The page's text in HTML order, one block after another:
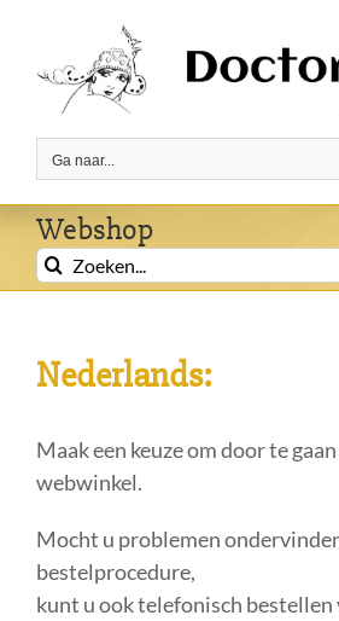
inhoud
Ga naar...
Webshop
Zoeken
naar:
Nederlands:
Maak een keuze om door te
webwinkel.
Mocht u problemen
bestelprocedure,
kunt u ook telefonisch bestellen